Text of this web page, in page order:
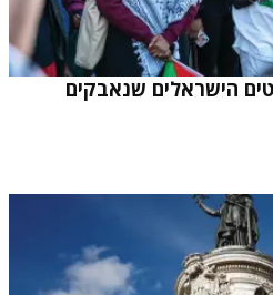
הישראלים שנאבקים